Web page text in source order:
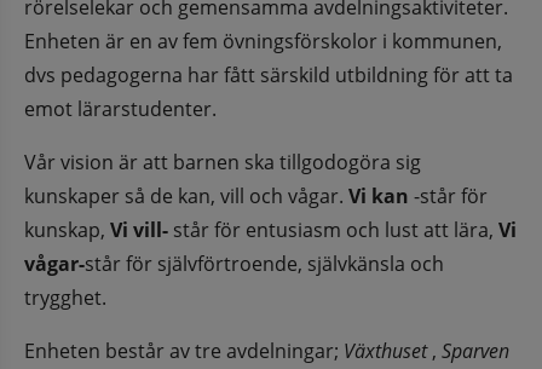
rörelselekar och gemensamma avdelningsaktiviteter.
Enheten är en av fem övningsförskolor i kommunen,
dvs pedagogerna har fått särskild utbildning för att ta
emot lärarstudenter.
Vår vision är att barnen ska tillgodogöra sig
kunskaper så de kan, vill och vågar. Vi kan -står för
kunskap, Vi vill- står för entusiasm och lust att lära, Vi
vågar-står för självförtroende, självkänsla och
trygghet.
Enheten består av tre avdelningar; Växthuset , Sparven